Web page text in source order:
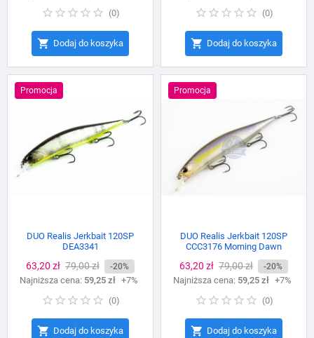
(0)
 Dodaj do koszyka
(0)
 Dodaj do koszyka
Promocja
DUO Realis Jerkbait 120SP
DEA3341
Cena
63,20 zł Cena
podstawowa
79,00 zł -20%
Najniższa cena: 59,25 zł +7%
(0)
 Dodaj do koszyka
Promocja
DUO Realis Jerkbait 120SP
CCC3176 Morning Dawn
Cena
63,20 zł Cena
podstawowa
79,00 zł -20%
Najniższa cena: 59,25 zł +7%
(0)
 Dodaj do koszyka